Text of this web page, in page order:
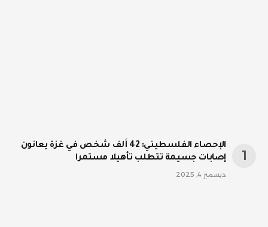
الإحصاء الفلسطيني: 42 ألف شخص في غزة يعانون
إصابات جسيمة تتطلب تأهيلا مستمرا
ديسمبر 4, 2025